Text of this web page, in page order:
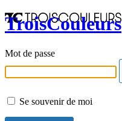
TroisCouleurs
Mot de passe
Se souvenir de moi